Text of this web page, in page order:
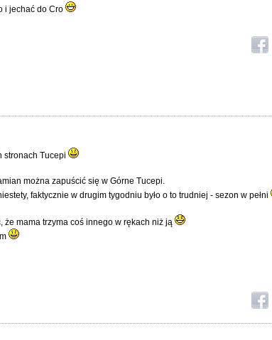
i jechać do Cro
stronach Tucepi
można zapuścić się w Górne Tucepi.
faktycznie w drugim tygodniu było o to trudniej - sezon w pełni
że mama trzyma coś innego w rękach niż ją